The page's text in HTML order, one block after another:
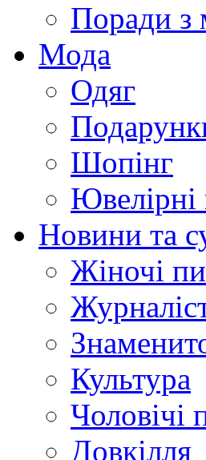
Поради з
Мода
Одяг
Шопінг
Новини та
Жіночі
Культура
Чоловічі
Довкілля